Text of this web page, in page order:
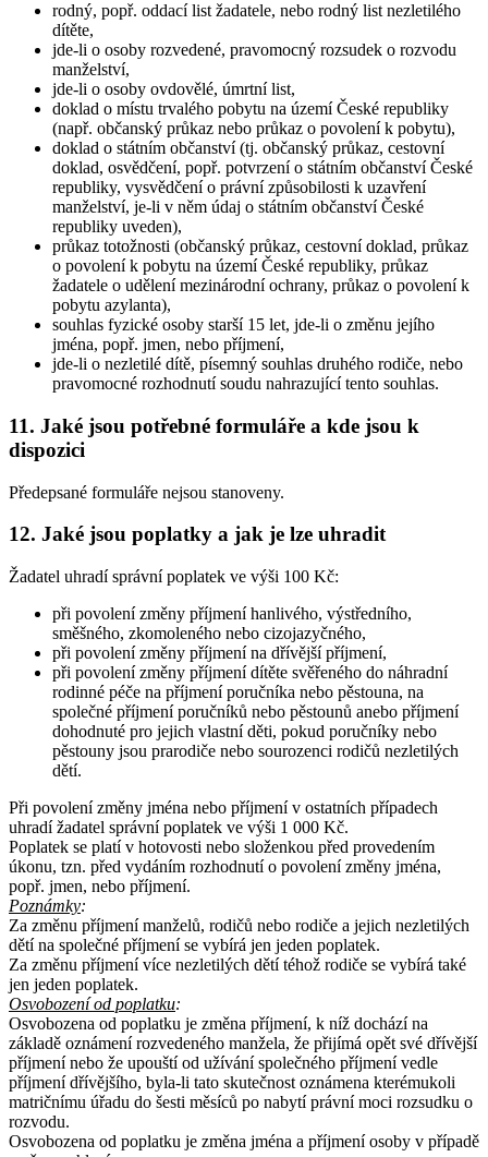
rodný, popř. oddací list žadatele, nebo rodný list nezletilého
dítěte,
jde-li o osoby rozvedené, pravomocný rozsudek o rozvodu
manželství,
jde-li o osoby ovdovělé, úmrtní list,
doklad o místu trvalého pobytu na území České republiky
(např. občanský průkaz nebo průkaz o povolení k pobytu),
doklad o státním občanství (tj. občanský průkaz, cestovní
doklad, osvědčení, popř. potvrzení o státním občanství České
republiky, vysvědčení o právní způsobilosti k uzavření
manželství, je-li v něm údaj o státním občanství České
republiky uveden),
průkaz totožnosti (občanský průkaz, cestovní doklad, průkaz
o povolení k pobytu na území České republiky, průkaz
žadatele o udělení mezinárodní ochrany, průkaz o povolení k
pobytu azylanta),
souhlas fyzické osoby starší 15 let, jde-li o změnu jejího
jména, popř. jmen, nebo příjmení,
jde-li o nezletilé dítě, písemný souhlas druhého rodiče, nebo
pravomocné rozhodnutí soudu nahrazující tento souhlas.
11. Jaké jsou potřebné formuláře a kde jsou k
dispozici
Předepsané formuláře nejsou stanoveny.
12. Jaké jsou poplatky a jak je lze uhradit
Žadatel uhradí správní poplatek ve výši 100 Kč:
při povolení změny příjmení hanlivého, výstředního,
směšného, zkomoleného nebo cizojazyčného,
při povolení změny příjmení na dřívější příjmení,
při povolení změny příjmení dítěte svěřeného do náhradní
rodinné péče na příjmení poručníka nebo pěstouna, na
společné příjmení poručníků nebo pěstounů anebo příjmení
dohodnuté pro jejich vlastní děti, pokud poručníky nebo
pěstouny jsou prarodiče nebo sourozenci rodičů nezletilých
dětí.
Při povolení změny jména nebo příjmení v ostatních případech
uhradí žadatel správní poplatek ve výši 1 000 Kč.
Poplatek se platí v hotovosti nebo složenkou před provedením
úkonu, tzn. před vydáním rozhodnutí o povolení změny jména,
popř. jmen, nebo příjmení.
Poznámky:
Za změnu příjmení manželů, rodičů nebo rodiče a jejich nezletilých
dětí na společné příjmení se vybírá jen jeden poplatek.
Za změnu příjmení více nezletilých dětí téhož rodiče se vybírá také
jen jeden poplatek.
Osvobození od poplatku:
Osvobozena od poplatku je změna příjmení, k níž dochází na
základě oznámení rozvedeného manžela, že přijímá opět své dřívější
příjmení nebo že upouští od užívání společného příjmení vedle
příjmení dřívějšího, byla-li tato skutečnost oznámena kterémukoli
matričnímu úřadu do šesti měsíců po nabytí právní moci rozsudku o
rozvodu.
Osvobozena od poplatku je změna jména a příjmení osoby v případě